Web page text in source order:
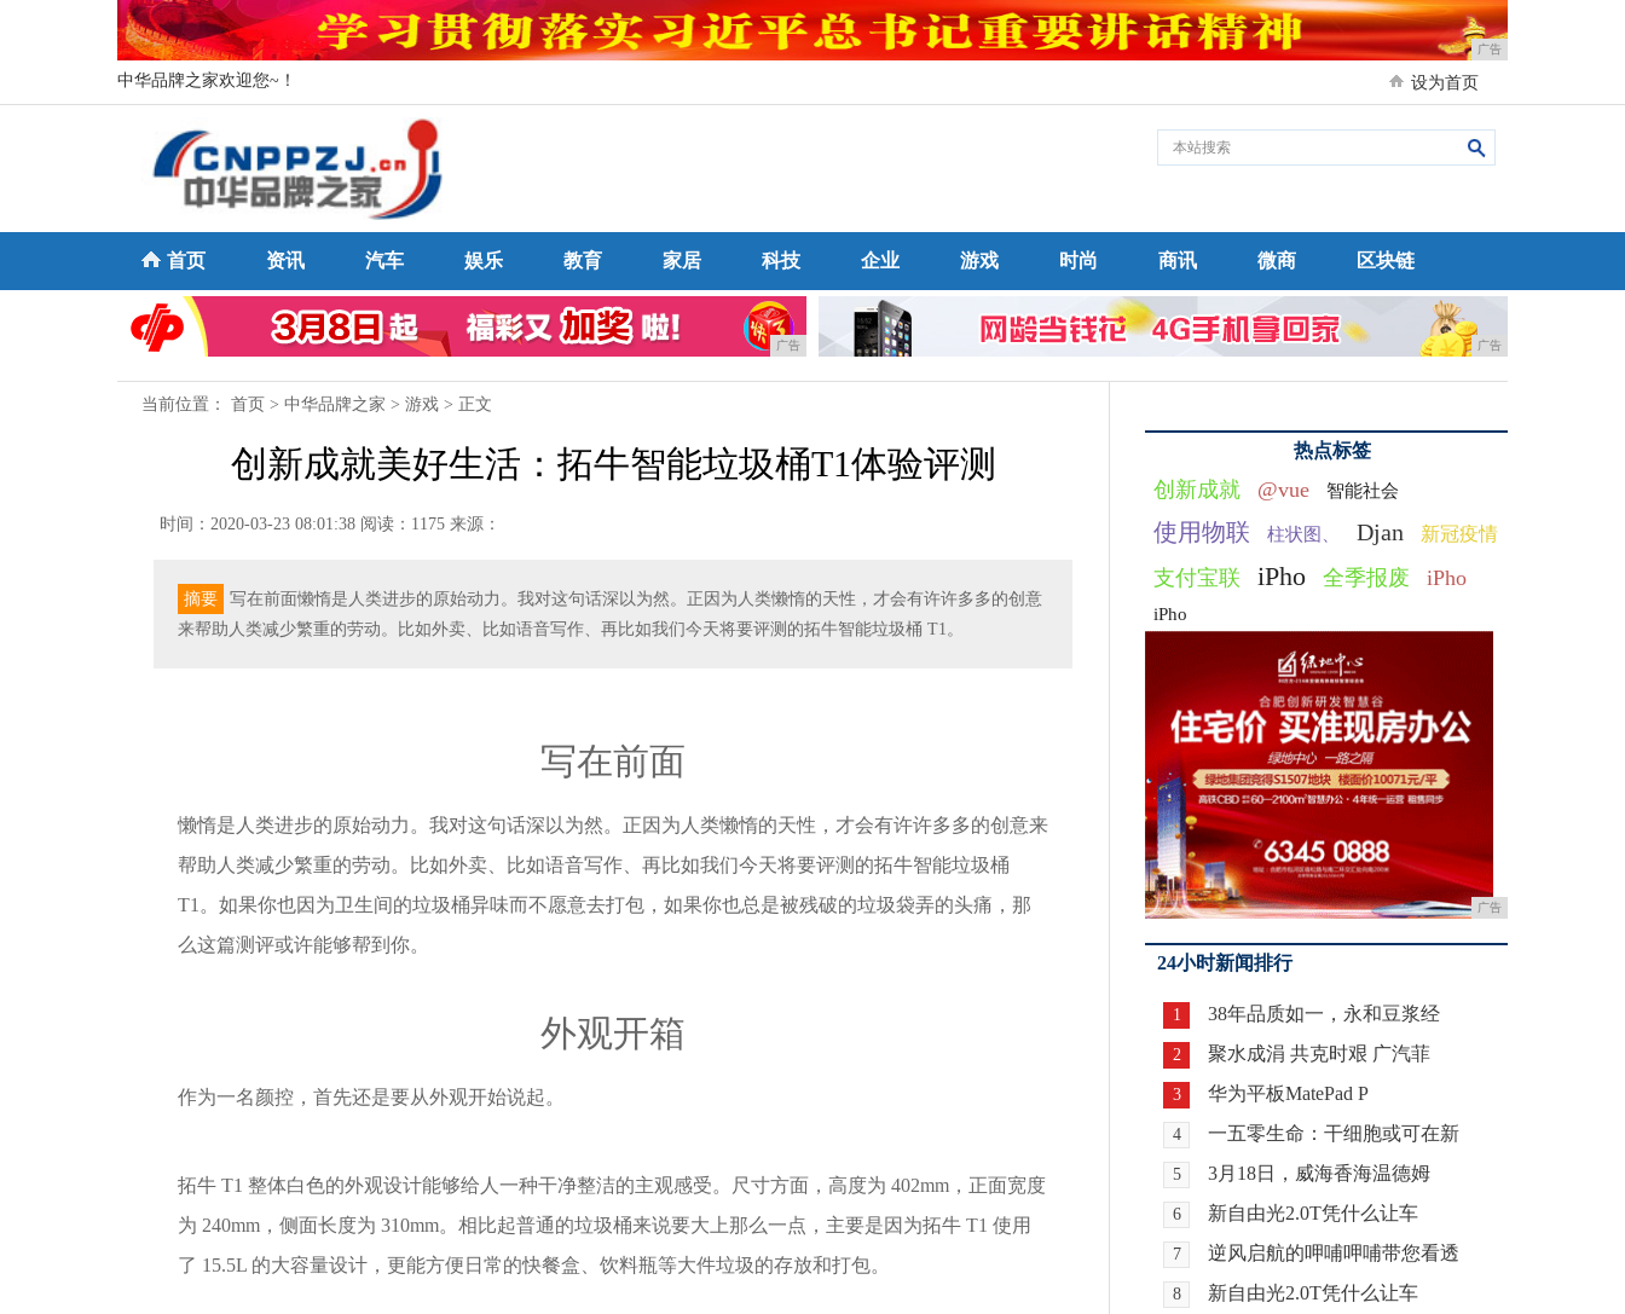
广告
中华品牌之家欢迎您~！ 设为首页
首页 资讯 汽车 娱乐 教育 家居 科技 企业 游戏 时尚 商讯 微商 区块链
广告 广告
当前位置： 首页 > 中华品牌之家 > 游戏 > 正文
创新成就美好生活：拓牛智能垃圾桶T1体验评测
时间：2020-03-23 08:01:38 阅读：1175 来源：
摘要
写在前面懒惰是人类进步的原始动力。我对这句话深以为然。正因为人类懒惰的天性，才会有许许多多的创意
来帮助人类减少繁重的劳动。比如外卖、比如语音写作、再比如我们今天将要评测的拓牛智能垃圾桶 T1。
写在前面
懒惰是人类进步的原始动力。我对这句话深以为然。正因为人类懒惰的天性，才会有许许多多的创意来
帮助人类减少繁重的劳动。比如外卖、比如语音写作、再比如我们今天将要评测的拓牛智能垃圾桶
T1。如果你也因为卫生间的垃圾桶异味而不愿意去打包，如果你也总是被残破的垃圾袋弄的头痛，那
么这篇测评或许能够帮到你。
外观开箱
作为一名颜控，首先还是要从外观开始说起。
拓牛 T1 整体白色的外观设计能够给人一种干净整洁的主观感受。尺寸方面，高度为 402mm，正面宽度
为 240mm，侧面长度为 310mm。相比起普通的垃圾桶来说要大上那么一点，主要是因为拓牛 T1 使用
了 15.5L 的大容量设计，更能方便日常的快餐盒、饮料瓶等大件垃圾的存放和打包。
热点标签
创新成就 @vue 智能社会
使用物联 柱状图、 Djan 新冠疫情
支付宝联 iPho 全季报废 iPho
iPho
广告
24小时新闻排行
1 38年品质如一，永和豆浆经
2 聚水成涓 共克时艰 广汽菲
3 华为平板MatePad P
4 一五零生命：干细胞或可在新
5 3月18日，威海香海温德姆
6 新自由光2.0T凭什么让车
7 逆风启航的呷哺呷哺带您看透
8 新自由光2.0T凭什么让车